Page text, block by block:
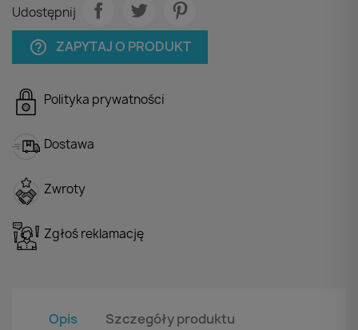
Udostępnij
help_outline ZAPYTAJ O PRODUKT
Polityka prywatności
Dostawa
Zwroty
Zgłoś reklamację
Opis
Szczegóły produktu